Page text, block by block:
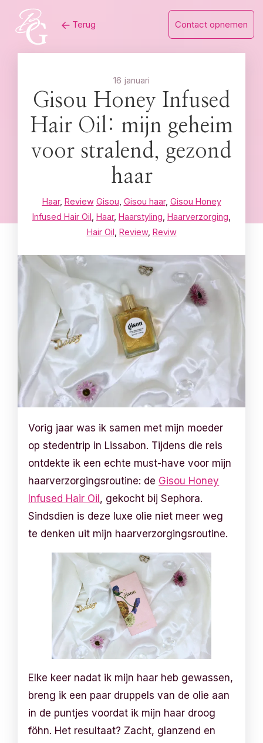
content
Terug Contact opnemen
16 januari
Gisou Honey Infused
Hair Oil: mijn geheim
voor stralend, gezond
haar
Haar, Review Gisou Gisou haar, Gisou Honey
Infused Hair Oil Haar, Haarstyling Haarverzorging
Hair Oil Review, Reviw
Vorig jaar was ik samen met mijn moeder
op stedentrip in Lissabon. Tijdens die reis
ontdekte ik een echte must-have voor mijn
haarverzorgingsroutine: de Gisou Honey
Infused Hair Oil, gekocht bij Sephora.
Sindsdien is deze luxe olie niet meer weg
te denken uit mijn haarverzorgingsroutine.
Elke keer nadat ik mijn haar heb gewassen,
breng ik een paar druppels van de olie aan
in de puntjes voordat ik mijn haar droog
föhn. Het resultaat? Zacht, glanzend en